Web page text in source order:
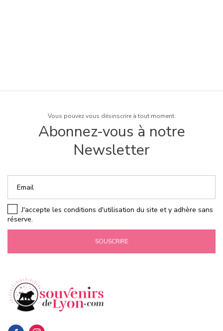
Vous pouvez vous désinscrire à tout moment.
Abonnez-vous à notre
Newsletter
SOUSCRIRE
J'accepte les conditions d'utilisation du site et y adhère sans
réserve.